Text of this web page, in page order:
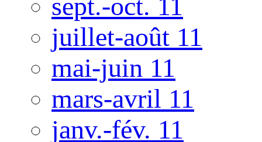
sept.-oct. 11
juillet-août 11
mai-juin 11
mars-avril 11
janv.-fév. 11